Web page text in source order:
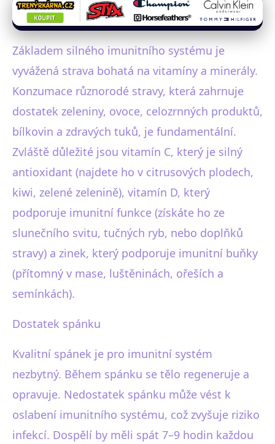
Základem silného imunitního systému je
vyvážená strava bohatá na vitamíny a minerály.
Konzumace různorodé stravy, která zahrnuje
dostatek zeleniny, ovoce, celozrnných produktů,
bílkovin a zdravých tuků, je fundamentální.
Zvláště důležité jsou vitamín C, který je silný
antioxidant (najdete ho v citrusových plodech,
kiwi, zelené zelenině), vitamín D, který
podporuje imunitní funkce (získáte ho ze
slunečního svitu, tučných ryb, nebo doplňků
stravy) a zinek, který podporuje imunitní buňky
(přítomný v mase, luštěninách, ořeších a
semínkách).
Dostatek spánku
Kvalitní spánek je pro imunitní systém
nezbytný. Během spánku se tělo regeneruje a
opravuje. Nedostatek spánku může vést k
oslabení imunitního systému, což zvyšuje riziko
infekcí. Dospělí by měli spát 7–9 hodin každou